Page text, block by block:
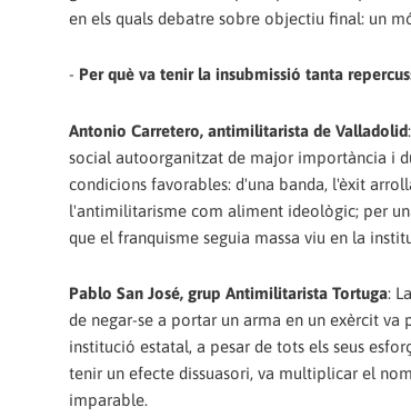
en els quals debatre sobre objectiu final: un
- Per què va tenir la insubmissió tanta
Antonio Carretero, antimilitarista de Valladolid
social autoorganitzat de major importància i
condicions favorables: d'una banda, l'èxit
l'antimilitarisme com aliment ideològic; per
que el franquisme seguia massa viu en la
Pablo San José, grup Antimilitarista Tortuga:
de negar-se a portar un arma en un exèrcit va
institució estatal, a pesar de tots els seus
tenir un efecte dissuasori, va multiplicar el
imparable.